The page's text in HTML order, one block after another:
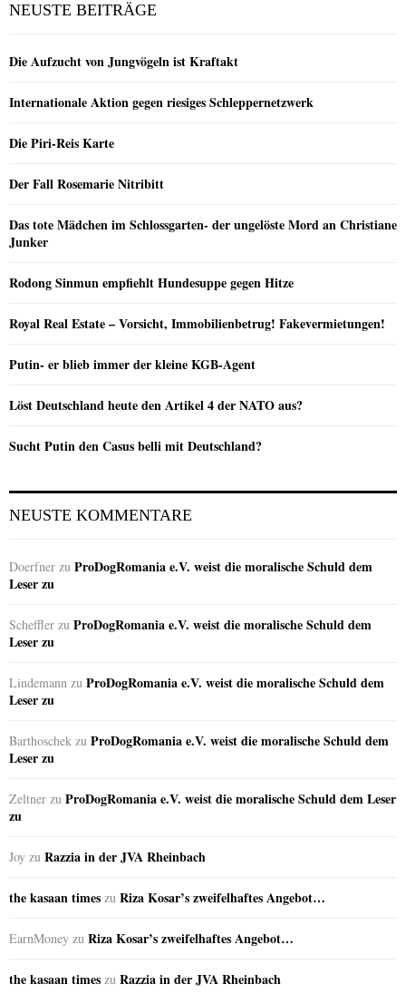
NEUSTE BEITRÄGE
Die Aufzucht von Jungvögeln ist Kraftakt
Internationale Aktion gegen riesiges Schleppernetzwerk
Die Piri-Reis Karte
Der Fall Rosemarie Nitribitt
Das tote Mädchen im Schlossgarten- der ungelöste Mord an Christiane
Junker
Rodong Sinmun empfiehlt Hundesuppe gegen Hitze
Royal Real Estate – Vorsicht, Immobilienbetrug! Fakevermietungen!
Putin- er blieb immer der kleine KGB-Agent
Löst Deutschland heute den Artikel 4 der NATO aus?
Sucht Putin den Casus belli mit Deutschland?
NEUSTE KOMMENTARE
Doerfner zu ProDogRomania e.V. weist die moralische Schuld dem
Leser zu
Scheffler zu ProDogRomania e.V. weist die moralische Schuld dem
Leser zu
Lindemann zu ProDogRomania e.V. weist die moralische Schuld dem
Leser zu
Barthoschek zu ProDogRomania e.V. weist die moralische Schuld dem
Leser zu
Zeltner zu ProDogRomania e.V. weist die moralische Schuld dem Leser
zu
Joy zu Razzia in der JVA Rheinbach
the kasaan times zu Riza Kosar’s zweifelhaftes Angebot…
EarnMoney zu Riza Kosar’s zweifelhaftes Angebot…
the kasaan times zu Razzia in der JVA Rheinbach